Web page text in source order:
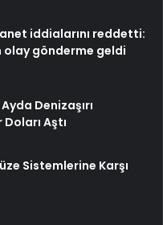
iddialarını reddetti:
olay gönderme geldi
Denizaşırı
Aştı
Sistemlerine Karşı